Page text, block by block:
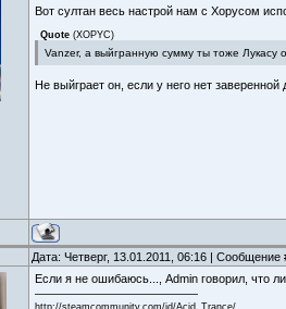
Вот султан весь настрой нам с Хорусом
Quote (XOPYC)
Vanzer, а выйгранную сумму ты тоже Лукасу
Не выйграет он, если у него нет
Дата: Четверг, 13.01.2011, 06:16 | Сообщение
Если я не ошибаюсь..., Admin говорил, что
http://steamcommunity.com/id/Acid_Trance/